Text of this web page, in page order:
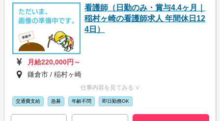
看護師（日勤のみ・賞与4.4ヶ月｜
稲村ヶ崎の看護師求人 年間休日12
4日）
月給220,000円～
鎌倉市 / 稲村ヶ崎
仕事内容を見てみる ∨
交通費支給 急募 年齢不問 即日勤務OK